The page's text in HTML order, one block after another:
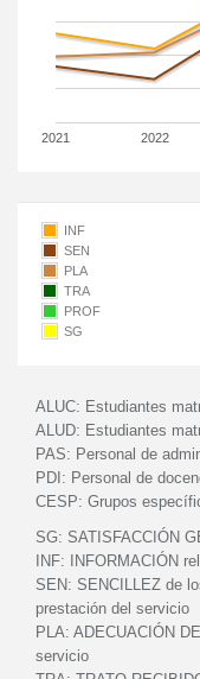
2021 2022
INF
SEN
PLA
TRA
PROF
SG
ALUC: Estudiantes
ALUD: Estudiantes
PAS: Personal de
PDI: Personal de
CESP: Grupos
SG: SATISFACCIÓN
INF:
INFORMACIÓN
SEN: SENCILLEZ de
prestación del servicio
PLA: ADECUACIÓN
servicio